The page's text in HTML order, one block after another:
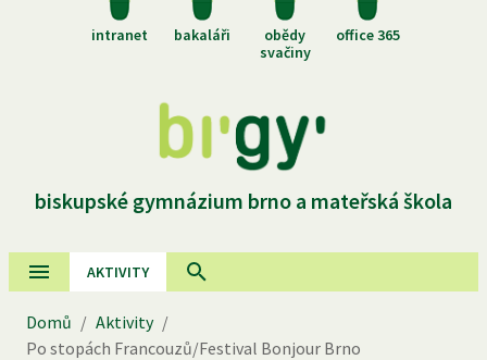
intranet bakaláři
obědy
svačiny
office 365
biskupské gymnázium brno a mateřská škola
AKTIVITY
Domů / Aktivity /
Po stopách Francouzů/Festival Bonjour Brno